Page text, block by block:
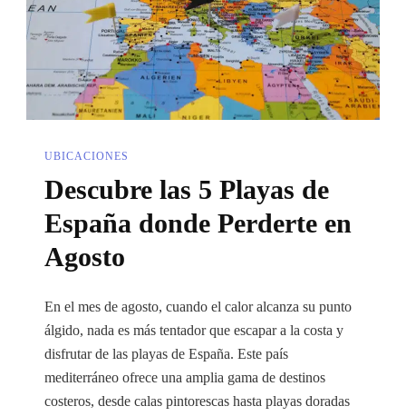
UBICACIONES
Descubre las 5 Playas de
España donde Perderte en
Agosto
En el mes de agosto, cuando el calor alcanza su punto
álgido, nada es más tentador que escapar a la costa y
disfrutar de las playas de España. Este país
mediterráneo ofrece una amplia gama de destinos
costeros, desde calas pintorescas hasta playas doradas